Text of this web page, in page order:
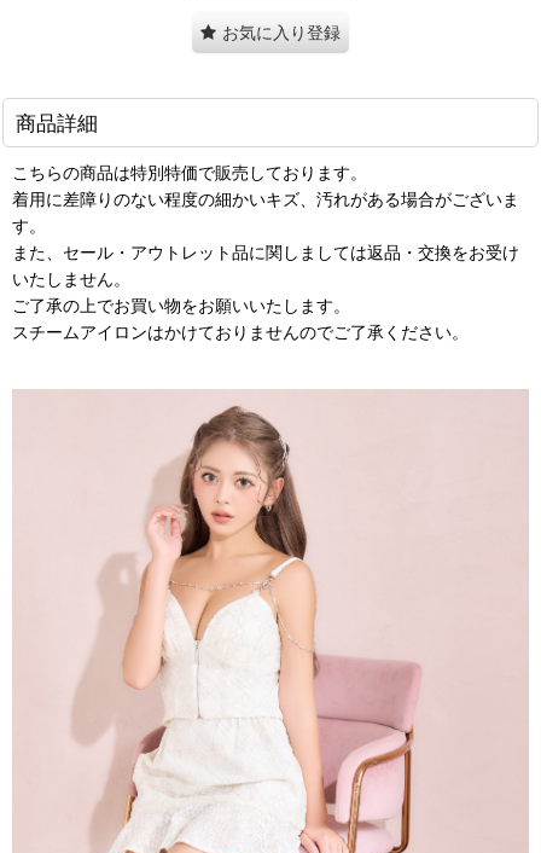
お気に入り登録
商品詳細
こちらの商品は特別特価で販売しております。
着用に差障りのない程度の細かいキズ、汚れがある場合がございま
す。
また、セール・アウトレット品に関しましては返品・交換をお受け
いたしません。
ご了承の上でお買い物をお願いいたします。
スチームアイロンはかけておりませんのでご了承ください。